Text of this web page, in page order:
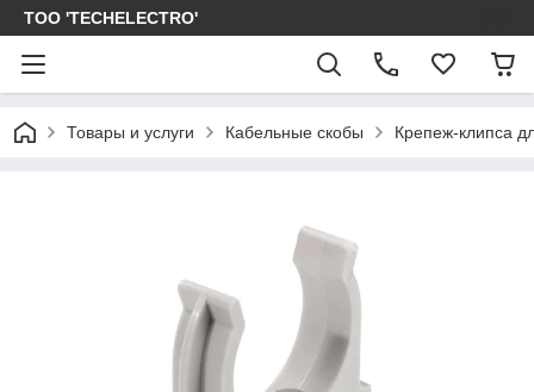
ТОО 'TECHELECTRO'
Товары и услуги Кабельные скобы Крепеж-клипса